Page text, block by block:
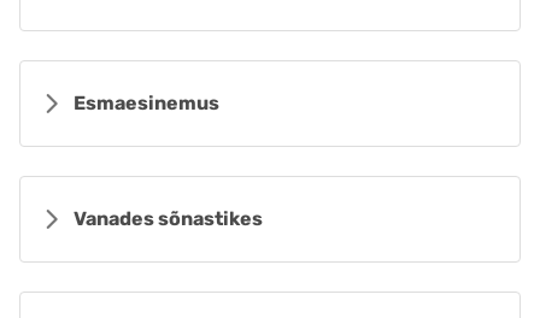
Esmaesinemus
Vanades sõnastikes